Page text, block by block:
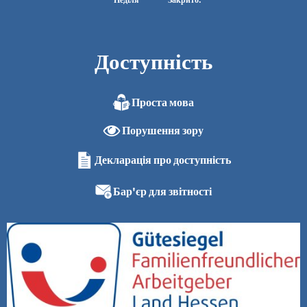
Доступність
Проста мова
Порушення зору
Декларація про доступність
Бар'єр для звітності